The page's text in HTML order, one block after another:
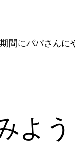
にパパさんに
よう